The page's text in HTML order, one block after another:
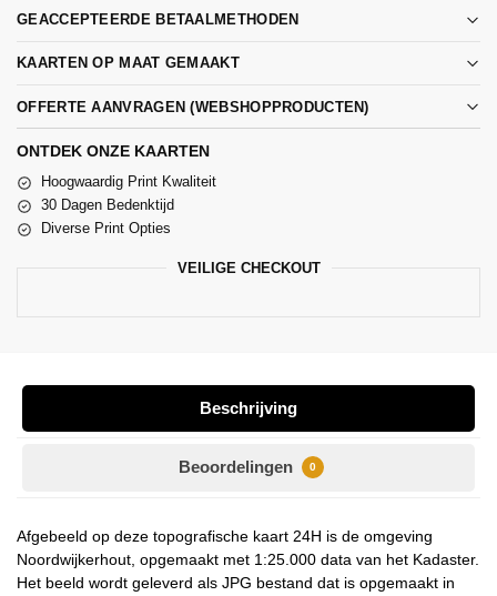
GEACCEPTEERDE BETAALMETHODEN
KAARTEN OP MAAT GEMAAKT
OFFERTE AANVRAGEN (WEBSHOPPRODUCTEN)
ONTDEK ONZE KAARTEN
Hoogwaardig Print Kwaliteit
30 Dagen Bedenktijd
Diverse Print Opties
VEILIGE CHECKOUT
Beschrijving
Beoordelingen 0
Afgebeeld op deze topografische kaart 24H is de omgeving
Noordwijkerhout, opgemaakt met 1:25.000 data van het Kadaster.
Het beeld wordt geleverd als JPG bestand dat is opgemaakt in